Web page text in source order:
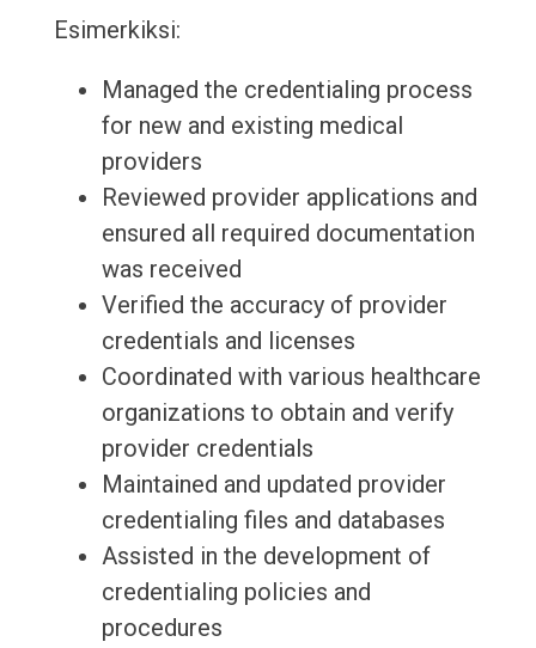
Esimerkiksi:
Managed the credentialing process
for new and existing medical
providers
Reviewed provider applications and
ensured all required documentation
was received
Verified the accuracy of provider
credentials and licenses
Coordinated with various healthcare
organizations to obtain and verify
provider credentials
Maintained and updated provider
credentialing files and databases
Assisted in the development of
credentialing policies and
procedures